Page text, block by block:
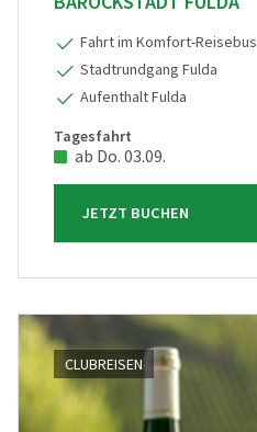
Fahrt im Komfort-Reisebus
Stadtrundgang Fulda
Aufenthalt Fulda
Tagesfahrt
ab Do. 03.09.
JETZT BUCHEN
CLUBREISEN